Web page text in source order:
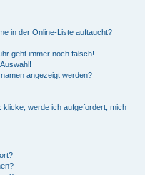
in der Online-Liste auftaucht?
geht immer noch falsch!
angezeigt werden?
klicke, werde ich aufgefordert, mich